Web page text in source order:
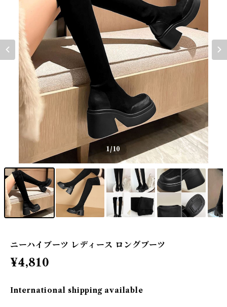
1 /10
ニーハイブーツ レディース ロングブーツ
¥4,810
International shipping available